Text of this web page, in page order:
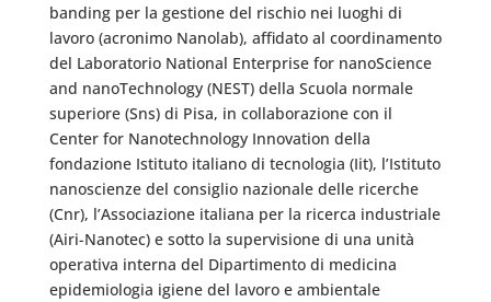
banding per la gestione del rischio nei luoghi di
lavoro (acronimo Nanolab), affidato al coordinamento
del Laboratorio National Enterprise for nanoScience
and nanoTechnology (NEST) della Scuola normale
superiore (Sns) di Pisa, in collaborazione con il
Center for Nanotechnology Innovation della
fondazione Istituto italiano di tecnologia (Iit), l’Istituto
nanoscienze del consiglio nazionale delle ricerche
(Cnr), l’Associazione italiana per la ricerca industriale
(Airi-Nanotec) e sotto la supervisione di una unità
operativa interna del Dipartimento di medicina
epidemiologia igiene del lavoro e ambientale